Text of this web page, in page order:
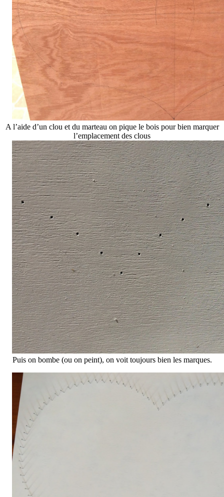
A l’aide d’un clou et du marteau on pique le bois pour bien marquer
l’emplacement des clous
Puis on bombe (ou on peint), on voit toujours bien les marques.